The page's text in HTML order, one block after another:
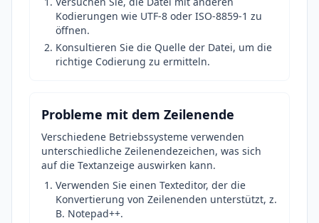
Kodierungen wie UTF-8 oder ISO-8859-1 zu
öffnen.
Konsultieren Sie die Quelle der Datei, um die
richtige Codierung zu ermitteln.
Probleme mit dem Zeilenende
Verschiedene Betriebssysteme verwenden
unterschiedliche Zeilenendezeichen, was sich
auf die Textanzeige auswirken kann.
Verwenden Sie einen Texteditor, der die
Konvertierung von Zeilenenden unterstützt, z.
B. Notepad++.